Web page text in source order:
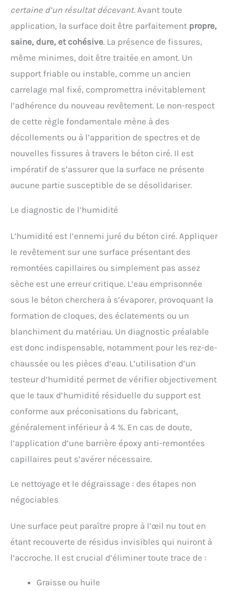
certaine d’un résultat décevant. Avant toute
application, la surface doit être parfaitement propre,
saine, dure, et cohésive. La présence de fissures,
même minimes, doit être traitée en amont. Un
support friable ou instable, comme un ancien
carrelage mal fixé, compromettra inévitablement
l’adhérence du nouveau revêtement. Le non-respect
de cette règle fondamentale mène à des
décollements ou à l’apparition de spectres et de
nouvelles fissures à travers le béton ciré. Il est
impératif de s’assurer que la surface ne présente
aucune partie susceptible de se désolidariser.
Le diagnostic de l’humidité
L’humidité est l’ennemi juré du béton ciré. Appliquer
le revêtement sur une surface présentant des
remontées capillaires ou simplement pas assez
sèche est une erreur critique. L’eau emprisonnée
sous le béton cherchera à s’évaporer, provoquant la
formation de cloques, des éclatements ou un
blanchiment du matériau. Un diagnostic préalable
est donc indispensable, notamment pour les rez-de-
chaussée ou les pièces d’eau. L’utilisation d’un
testeur d’humidité permet de vérifier objectivement
que le taux d’humidité résiduelle du support est
conforme aux préconisations du fabricant,
généralement inférieur à 4 %. En cas de doute,
l’application d’une barrière époxy anti-remontées
capillaires peut s’avérer nécessaire.
Le nettoyage et le dégraissage : des étapes non
négociables
Une surface peut paraître propre à l’œil nu tout en
étant recouverte de résidus invisibles qui nuiront à
l’accroche. Il est crucial d’éliminer toute trace de :
Graisse ou huile